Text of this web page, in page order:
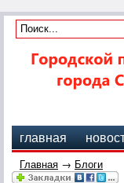
главная
Главная → Блоги